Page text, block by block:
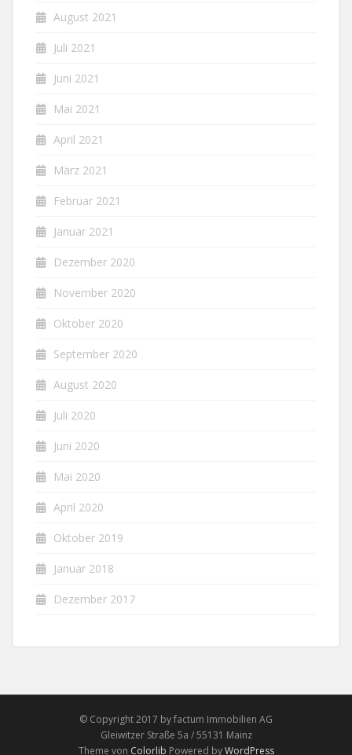
August 2021
Juli 2021
Juni 2021
Mai 2021
April 2021
März 2021
Februar 2021
Januar 2021
Dezember 2020
November 2020
Oktober 2020
September 2020
August 2020
Juli 2020
Juni 2020
Mai 2020
April 2020
Oktober 2019
Januar 2018
Dezember 2017
© Copyright 2017 by factum Immobilien AG
Gleiwitzer Straße 5a / 55131 Mainz
Theme von Colorlib Powered byWordPress